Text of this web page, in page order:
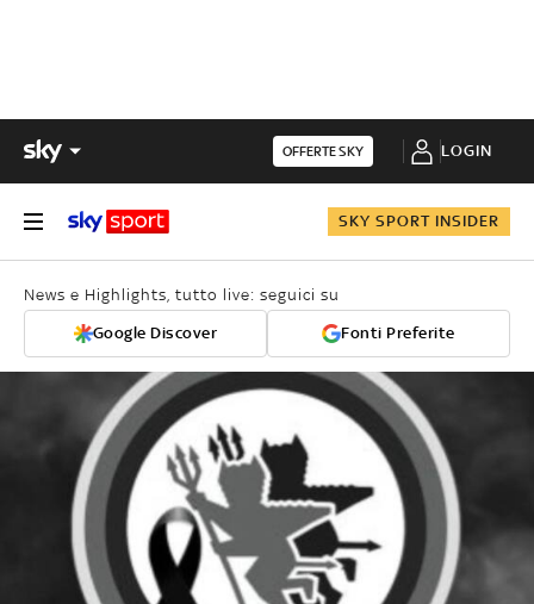
OFFERTE SKY LOGIN
SKY SPORT INSIDER
News e Highlights, tutto live: seguici su
Google Discover Fonti Preferite